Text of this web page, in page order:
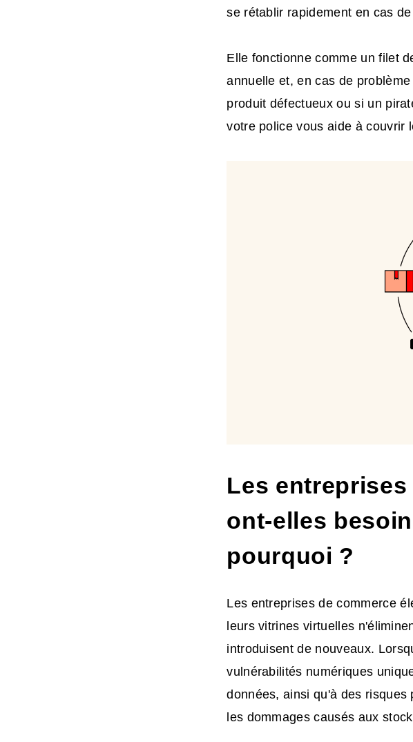
se rétablir rapidement en cas
Elle fonctionne comme un filet
annuelle et, en cas de
produit défectueux ou si un
votre police vous aide à couvrir
Les
ont-elles
pourquoi ?
Les entreprises de commerce
leurs vitrines virtuelles
introduisent de nouveaux.
vulnérabilités numériques
données, ainsi qu'à des
les dommages causés aux